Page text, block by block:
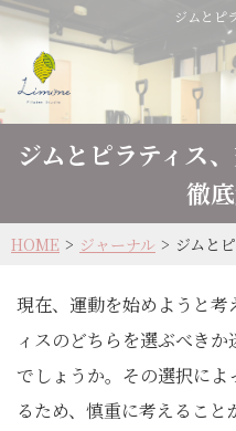
ジムとピ
ジムとピラティス
徹
HOME ジャーナル ジムと
現在、運動を始めようと考
ィスのどちらを選ぶべき
でしょうか。その選択に
るため、慎重に考えるこ